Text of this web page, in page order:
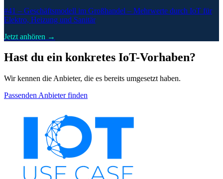
#41 – Geschäftsmodell im Großhandel – Mehrwerte durch IoT für
Elektro, Heizung und Sanitär
Jetzt anhören →
Hast du ein konkretes IoT-Vorhaben?
Wir kennen die Anbieter, die es bereits umgesetzt haben.
Passenden Anbieter finden